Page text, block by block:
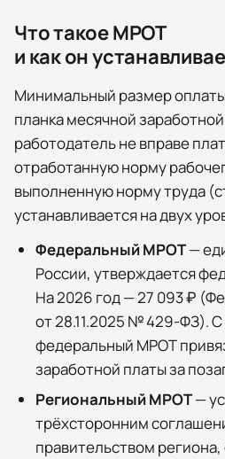
Что такое МРОТ
и как он
Минимальный размер
планка месячной
работодатель не вправе
отработанную норму
выполненную норму труда
устанавливается на двух
Федеральный МРОТ—
России, утверждается
На 2026 год —27 093 ₽ (
от 28.11.2025 № 429-ФЗ). С
федеральный МРОТ
заработной платы за
Региональный МРОТ—
трёхсторонним
правительством